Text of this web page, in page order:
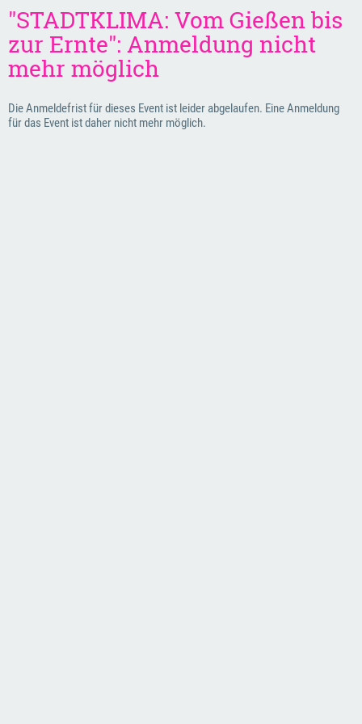
"STADTKLIMA: Vom Gießen bis
zur Ernte": Anmeldung nicht
mehr möglich
Die Anmeldefrist für dieses Event ist leider abgelaufen. Eine Anmeldung
für das Event ist daher nicht mehr möglich.